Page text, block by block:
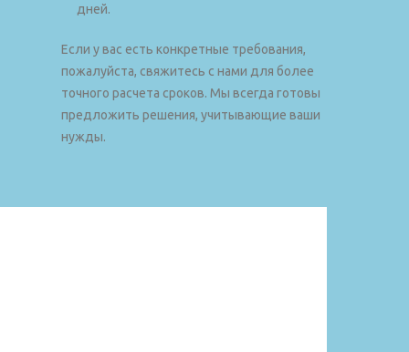
дней.
Если у вас есть конкретные требования,
пожалуйста, свяжитесь с нами для более
точного расчета сроков. Мы всегда готовы
предложить решения, учитывающие ваши
нужды.